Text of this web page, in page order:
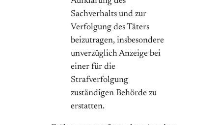
Sachverhalts und zur
Verfolgung des Täters
beizutragen, insbesondere
unverzüglich Anzeige bei
einer für die
Strafverfolgung
zuständigen Behörde zu
erstatten.